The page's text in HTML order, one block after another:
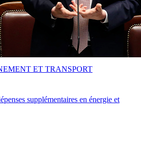
supplémentaires en énergie et
ET TRANSPORT